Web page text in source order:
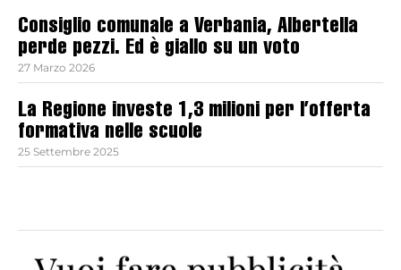
Consiglio comunale a Verbania, Albertella
perde pezzi. Ed è giallo su un voto
27 Marzo 2026
La Regione investe 1,3 milioni per l’offerta
formativa nelle scuole
25 Settembre 2025